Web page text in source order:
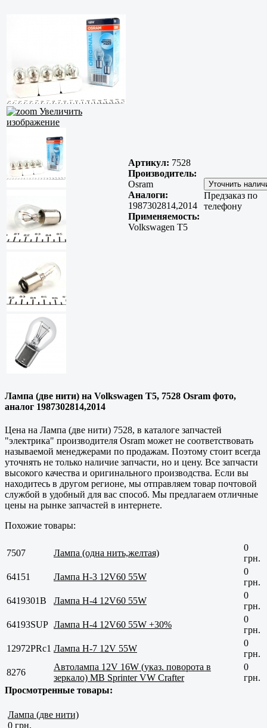
Увеличить
изображение
Артикул: 7528
Производитель:
Osram
Аналоги:
1987302814,2014
Применяемость:
Volkswagen T5
Предзаказ по
телефону
Лампа (две нити) на Volkswagen T5, 7528 Osram фото,
аналог 1987302814,2014
Цена на Лампа (две нити) 7528, в каталоге запчастей
"электрика" производителя Osram может не соответствовать
называемой менеджерами по продажам. Поэтому стоит всегда
уточнять не только наличие запчасти, но и цену. Все запчасти
высокого качества и оригинального производства. Если вы
находитесь в другом регионе, мы отправляем товар почтовой
службой в удобный для вас способ. Мы предлагаем отличные
цены на рынке запчастей в интернете.
Похожие товары:
7507 Лампа (одна нить,желтая)
0
грн.
64151
Лампа H-3 12V60 55W
0
грн.
6419301B
Лампа H-4 12V60 55W
0
грн.
64193SUP Лампа H-4 12V60 55W +30%
0
грн.
12972PRс1 Лампа H-7 12V 55W
0
грн.
8276
Автолампа 12V 16W (указ. поворота в
зеркало) MB Sprinter VW Crafter
0
грн.
Просмотренные товары:
Лампа (две нити)
0 грн.